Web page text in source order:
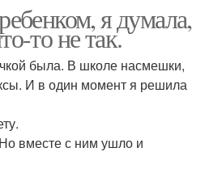
я думала,
то не так.
была. В школе насмешки,
И в один момент я решила
вместе с ним ушло и